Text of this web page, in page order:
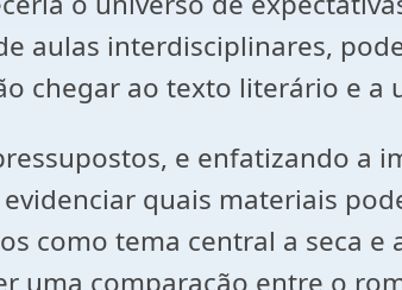
aulas interdisciplinares,
chegar ao texto literário e
e enfatizando a
quais materiais
como tema central a seca
uma comparação entre o